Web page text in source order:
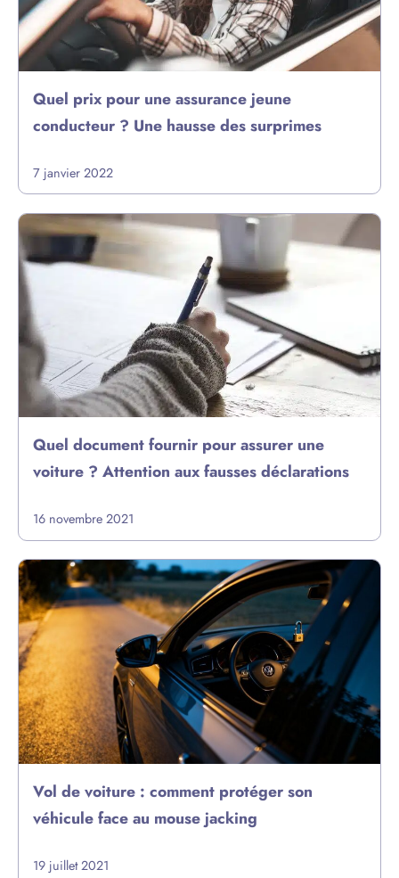
Quel prix pour une assurance jeune
conducteur ? Une hausse des surprimes
7 janvier 2022
Quel document fournir pour assurer une
voiture ? Attention aux fausses déclarations
16 novembre 2021
Vol de voiture : comment protéger son
véhicule face au mouse jacking
19 juillet 2021